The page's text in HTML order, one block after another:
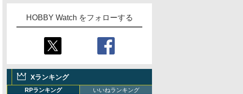
HOBBY Watch をフォローする
Xランキング
RPランキング いいねランキング